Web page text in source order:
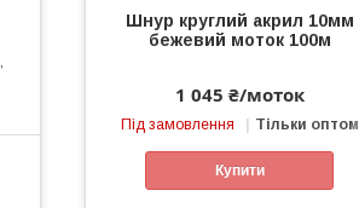
Шнур круглий акрил 10мм
бежевий моток 100м
1 045 ₴/моток
Під замовлення Тільки оптом
Купити